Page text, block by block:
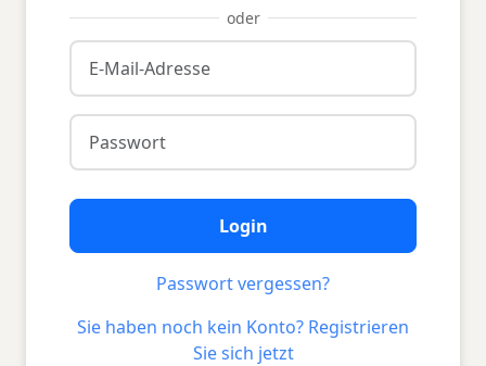
oder
Login
Passwort vergessen?
Sie haben noch kein Konto? Registrieren
Sie sich jetzt